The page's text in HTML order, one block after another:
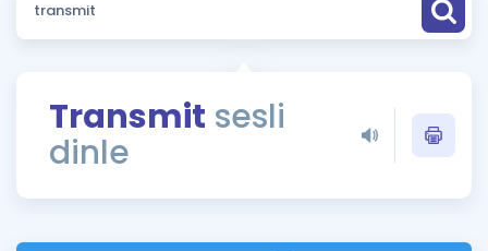
Sözlük
Rehberlik Aracı
ÖSYM Sınav Takvimi
Transmit sesli
dinle